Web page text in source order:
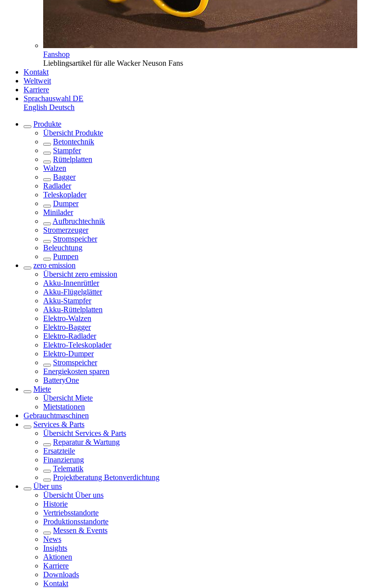
Fanshop
Lieblingsartikel für alle Wacker Neuson Fans
Kontakt
Weltweit
Karriere
Sprachauswahl DE
English Deutsch
Produkte
Übersicht Produkte
Betontechnik
Stampfer
Rüttelplatten
Walzen
Bagger
Radlader
Teleskoplader
Dumper
Minilader
Aufbruchtechnik
Stromerzeuger
Stromspeicher
Beleuchtung
Pumpen
zero emission
Übersicht zero emission
Akku-Innenrüttler
Akku-Flügelglätter
Akku-Stampfer
Akku-Rüttelplatten
Elektro-Walzen
Elektro-Bagger
Elektro-Radlader
Elektro-Teleskoplader
Elektro-Dumper
Stromspeicher
Energiekosten sparen
BatteryOne
Miete
Übersicht Miete
Mietstationen
Gebrauchtmaschinen
Services & Parts
Übersicht Services & Parts
Reparatur & Wartung
Ersatzteile
Finanzierung
Telematik
Projektberatung Betonverdichtung
Über uns
Übersicht Über uns
Historie
Vertriebsstandorte
Produktionsstandorte
Messen & Events
News
Insights
Aktionen
Karriere
Downloads
Kontakt